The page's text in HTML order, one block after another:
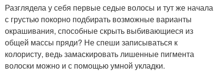
Разглядела у себя первые седые волосы и тут же начала
с грустью покорно подбирать возможные варианты
окрашивания, способные скрыть выбивающиеся из
общей массы пряди? Не спеши записываться к
колористу, ведь замаскировать лишенные пигмента
волоски можно и с помощью умной укладки.